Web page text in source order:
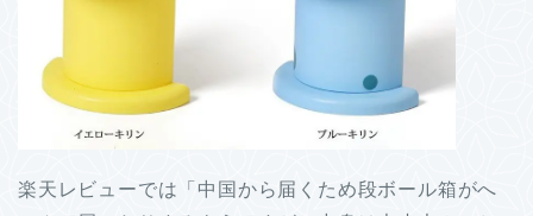
楽天レビューでは「中国から届くため段ボール箱がへ